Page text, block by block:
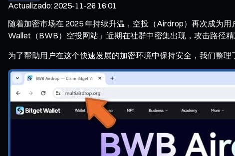
Actualizado:2025-11-26 16:01
随着加密市场在 2025 年持续升温，空投（Airdrop）再次成为
Wallet（BWB）空投网站」近期在社群中密集出现，攻击路径
为了帮助用户在这个快速发展的加密环境中保持安全，我们整